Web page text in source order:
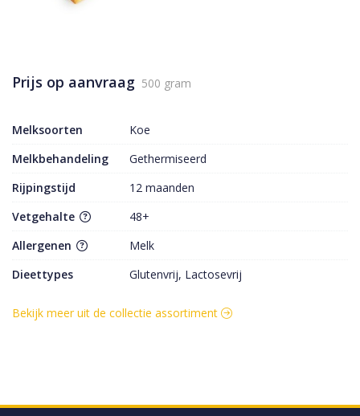
Prijs op aanvraag 500 gram
Melksoorten
Koe
Melkbehandeling
Gethermiseerd
Rijpingstijd
12 maanden
Vetgehalte
48+
Allergenen
Melk
Dieettypes
Glutenvrij, Lactosevrij
Bekijk meer uit de collectie assortiment